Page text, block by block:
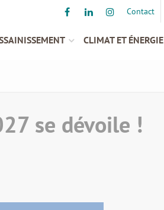
Contact
CLIMAT ET ÉNERGIE
se dévoile !